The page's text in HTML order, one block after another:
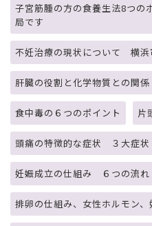
子宮筋腫の方の食養生法8つ
局です
不妊治療の現状について 横浜
肝臓の役割と化学物質との関
食中毒の６つのポイント 片
頭痛の特徴的な症状 ３大症状
妊娠成立の仕組み ６つの流れ
排卵の仕組み、女性ホルモン